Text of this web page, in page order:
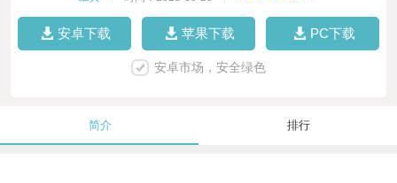
安卓下载 苹果下载 PC下载
安卓市场，安全绿色
简介 排行